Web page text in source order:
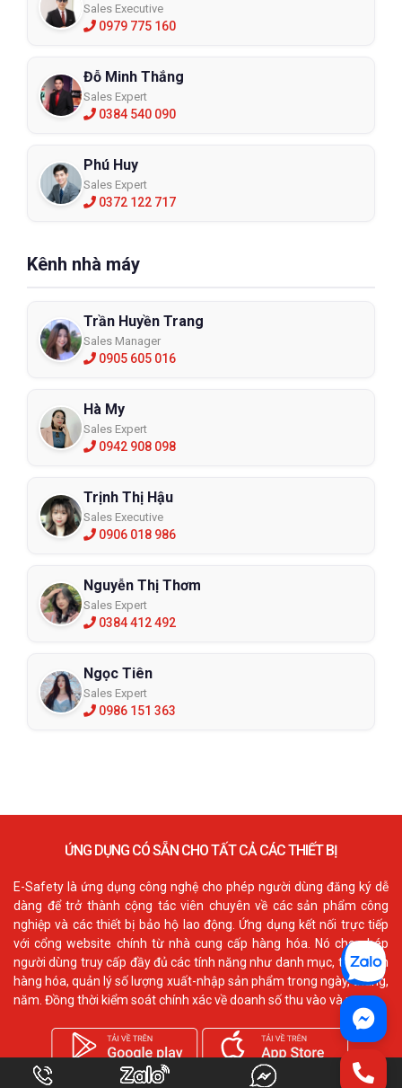
Sales Executive
0979 775 160
Đỗ Minh Thắng
Sales Expert
0384 540 090
Phú Huy
Sales Expert
0372 122 717
Kênh nhà máy
Trần Huyền Trang
Sales Manager
0905 605 016
Hà My
Sales Expert
0942 908 098
Trịnh Thị Hậu
Sales Executive
0906 018 986
Nguyễn Thị Thơm
Sales Expert
0384 412 492
Ngọc Tiên
Sales Expert
0986 151 363
ỨNG DỤNG CÓ SẴN CHO TẤT CẢ CÁC THIẾT BỊ
E-Safety là ứng dụng công nghệ cho phép người dùng đăng ký dễ
dàng để trở thành cộng tác viên chuyên về các sản phẩm công
nghiệp và các thiết bị bảo hộ lao động. Ứng dụng kết nối trực tiếp
với cổng website chính từ nhà cung cấp hàng hóa. Nó cho phép
người dùng truy cấp đầy đủ các tính năng như danh mục, thông tin
hàng hóa, quản lý số lượng xuất-nhập sản phẩm trong ngày, tháng,
năm. Đồng thời kiểm soát chính xác về doanh số thu vào và ra.